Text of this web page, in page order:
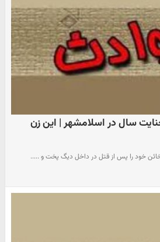
سال در اسلامشهر | این زن
خود را پس از قتل در داخل دیگ پخت و .....